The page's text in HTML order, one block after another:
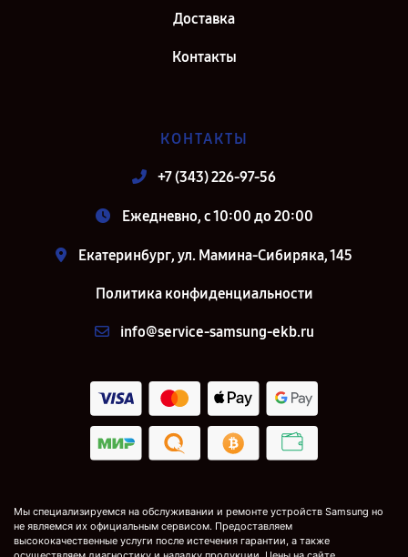
Доставка
Контакты
КОНТАКТЫ
+7 (343) 226-97-56
Ежедневно, с 10:00 до 20:00
Екатеринбург, ул. Мамина-Сибиряка, 145
Политика конфиденциальности
info@service-samsung-ekb.ru
Мы специализируемся на обслуживании и ремонте устройств Samsung но
не являемся их официальным сервисом. Предоставляем
высококачественные услуги после истечения гарантии, а также